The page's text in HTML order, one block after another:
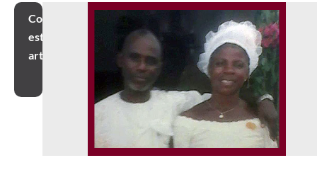
Compartilhar
este
artigo